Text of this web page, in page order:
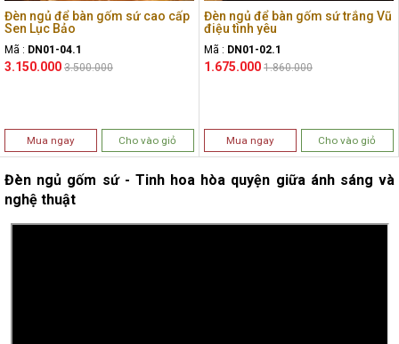
Đèn ngủ để bàn gốm sứ cao cấp
Sen Lục Bảo
Mã : DN01-04.1
3.150.000 3.500.000
Mua ngay Cho vào giỏ
Đèn ngủ để bàn gốm sứ trắng Vũ
điệu tình yêu
Mã : DN01-02.1
1.675.000 1.860.000
Mua ngay Cho vào giỏ
Đèn ngủ gốm sứ - Tinh hoa hòa quyện giữa ánh sáng và
nghệ thuật